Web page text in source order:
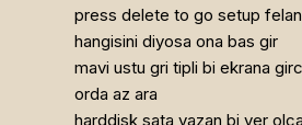
press delete to go setup
hangisini diyosa ona bas gir
mavi ustu gri tipli bi ekrana
orda az ara
harddisk sata yazan bi yer